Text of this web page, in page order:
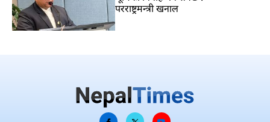
परराष्ट्रमन्त्री खनाल